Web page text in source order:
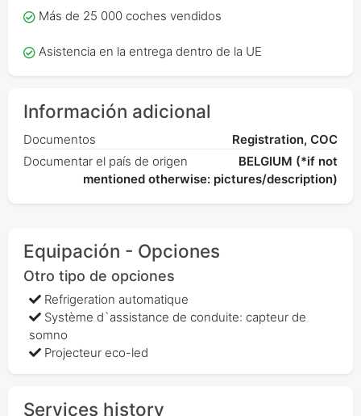
Más de 25 000 coches vendidos
Asistencia en la entrega dentro de la UE
Información adicional
Documentos
Registration, COC
Documentar el país de origen
BELGIUM (*if not
mentioned otherwise: pictures/description)
Equipación - Opciones
Otro tipo de opciones
Refrigeration automatique
Système d`assistance de conduite: capteur de
somno
Projecteur eco-led
Services history